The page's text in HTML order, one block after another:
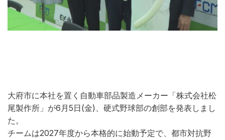
大府市に本社を置く自動車部品製造メーカー「株式会社松
尾製作所」が6月5日(金)、硬式野球部の創部を発表しまし
た。
チームは2027年度から本格的に始動予定で、都市対抗野